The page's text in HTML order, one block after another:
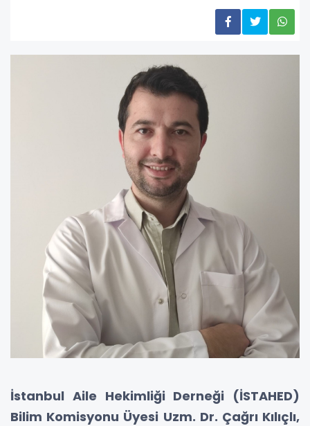
İstanbul Aile Hekimliği Derneği (İSTAHED)
Bilim Komisyonu Üyesi Uzm. Dr. Çağrı Kılıçlı,